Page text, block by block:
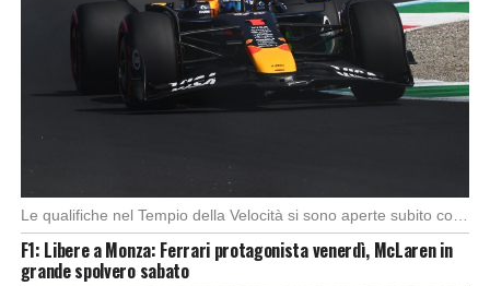
F1: Libere a Monza: Ferrari protagonista venerdì, McLaren in
grande spolvero sabato